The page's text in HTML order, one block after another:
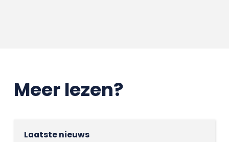
Meer lezen?
Laatste nieuws